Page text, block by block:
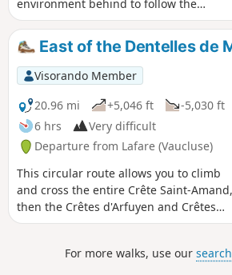
environment behind to follow the
Carpentras Canal and cross the
landscapes of Provence. The panorama
opens up onto the Dentelles de
Mont Ventoux and the village of
de-Venise, dominated by the Plateau des
Courens. Back in the old fortified town,
information panels (lecterns) provide a
better understanding of the history of
area.
East of the Dentelles de
Visorando Member
20.96 mi
+5,046 ft
-5,030 ft
6 hrs
Very difficult
Departure from Lafare (Vaucluse)
This circular route allows you to climb
and cross the entire Crête Saint-Amand,
then the Crêtes d'Arfuyen and Crêtes
des Gippières. Panoramic views of the
and Barroux throughout the route. Fire
For more walks, use our